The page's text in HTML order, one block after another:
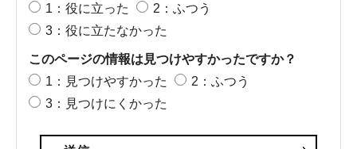
1：役に立った
2：ふつう
3：役に立たなかった
このページの情報は見つけやすかったですか？
1：見つけやすかった
2：ふつう
3：見つけにくかった